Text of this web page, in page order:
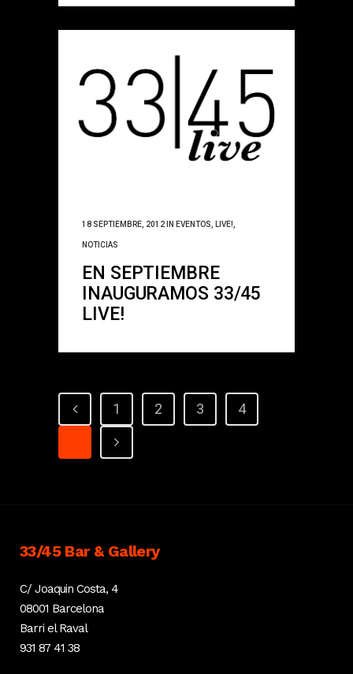
18 SEPTIEMBRE, 2012 IN EVENTOS LIVE!
NOTICIAS
EN SEPTIEMBRE
INAUGURAMOS 33/45
LIVE!
1 2 3
4
33/45 Bar & Gallery
C/ Joaquin Costa, 4
08001 Barcelona
Barri el Raval
931 87 41 38